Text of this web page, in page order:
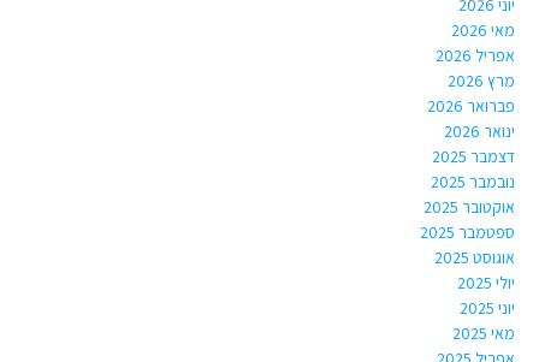
יוני 2026
מאי 2026
אפריל 2026
מרץ 2026
פברואר 2026
ינואר 2026
דצמבר 2025
נובמבר 2025
אוקטובר 2025
ספטמבר 2025
אוגוסט 2025
יולי 2025
יוני 2025
מאי 2025